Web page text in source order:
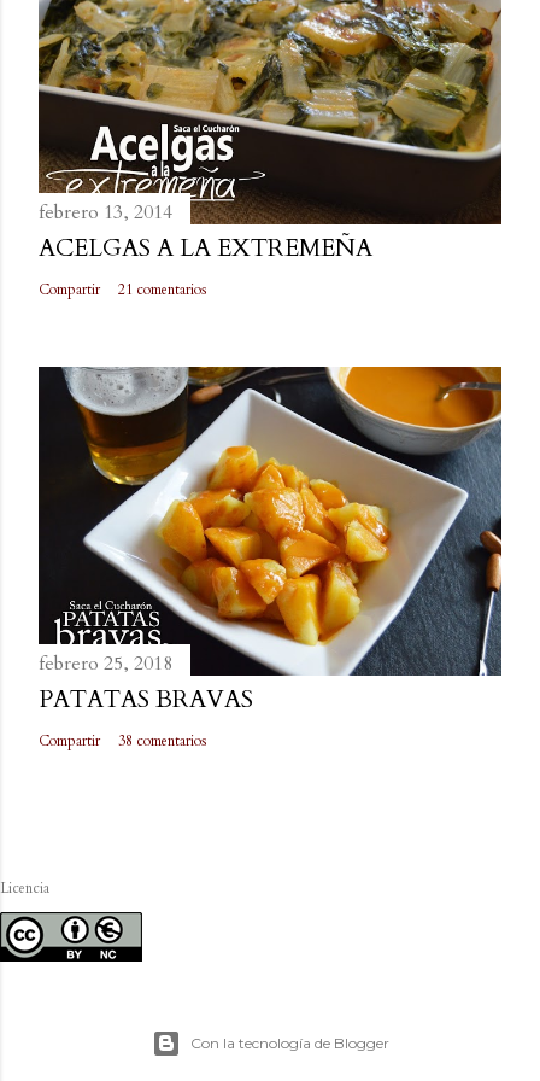
r
i
o
febrero 13, 2014
ACELGAS A LA EXTREMEÑA
Compartir 21 comentarios
febrero 25, 2018
PATATAS BRAVAS
Compartir 38 comentarios
Licencia
Con la tecnología de Blogger